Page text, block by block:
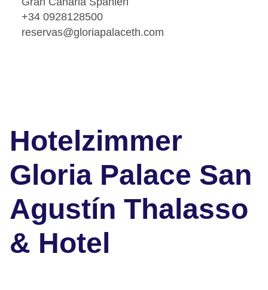
+34 0928128500
reservas@gloriapalaceth.com
Hotelzimmer
Gloria Palace San
Agustín Thalasso
& Hotel